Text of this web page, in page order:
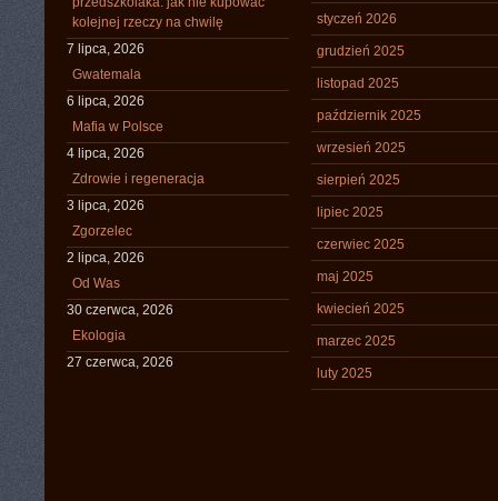
kolejnej rzeczy na chwilę
7 lipca, 2026
Gwatemala
6 lipca, 2026
Mafia w Polsce
4 lipca, 2026
Zdrowie i regeneracja
3 lipca, 2026
Zgorzelec
2 lipca, 2026
Od Was
30 czerwca, 2026
Ekologia
27 czerwca, 2026
styczeń 2026
grudzień 2025
listopad 2025
październik 2025
wrzesień 2025
sierpień 2025
lipiec 2025
czerwiec 2025
maj 2025
kwiecień 2025
marzec 2025
luty 2025